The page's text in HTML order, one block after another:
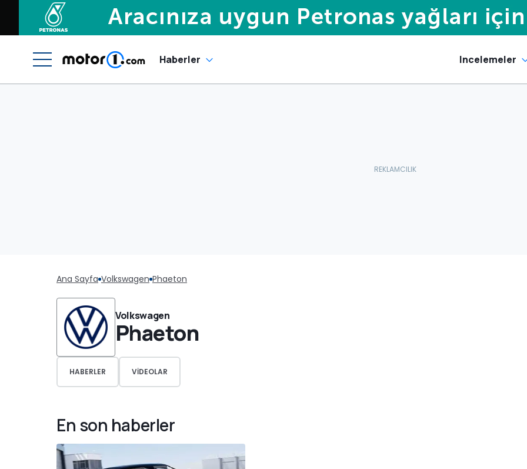
Haberler Incelemeler
Ana Sayfa Volkswagen Phaeton
Volkswagen
Phaeton
HABERLER VIDEOLAR
En son haberler